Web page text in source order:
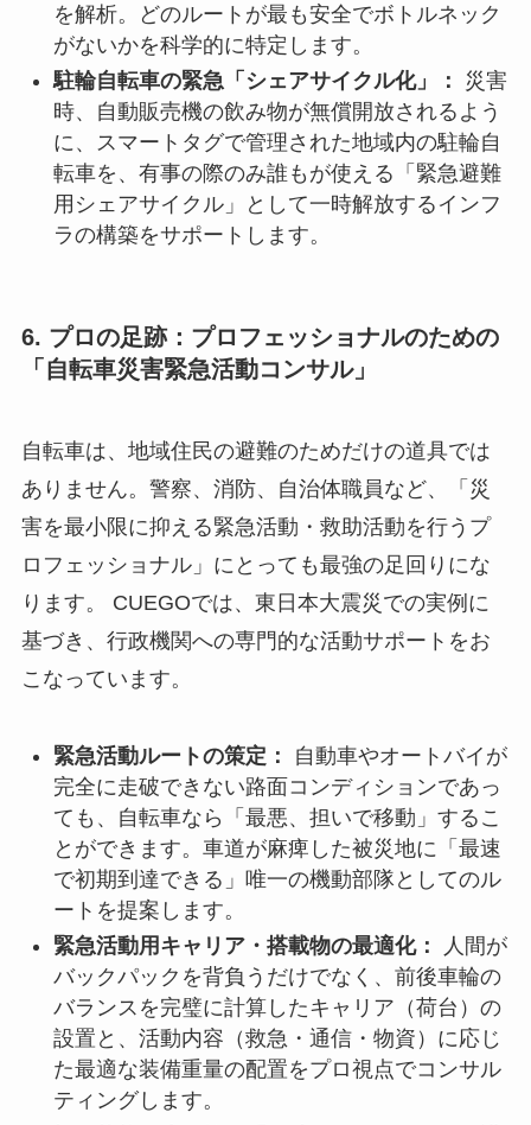
を解析。どのルートが最も安全でボトルネック
がないかを科学的に特定します。
駐輪自転車の緊急「シェアサイクル化」：
災害
時、自動販売機の飲み物が無償開放されるよう
に、スマートタグで管理された地域内の駐輪自
転車を、有事の際のみ誰もが使える「緊急避難
用シェアサイクル」として一時解放するインフ
ラの構築をサポートします。
6. プロの足跡：プロフェッショナルのための
「自転車災害緊急活動コンサル」
自転車は、地域住民の避難のためだけの道具では
ありません。警察、消防、自治体職員など、「災
害を最小限に抑える緊急活動・救助活動を行うプ
ロフェッショナル」にとっても最強の足回りにな
ります。 CUEGOでは、東日本大震災での実例に
基づき、行政機関への専門的な活動サポートをお
こなっています。
緊急活動ルートの策定：
自動車やオートバイが
完全に走破できない路面コンディションであっ
ても、自転車なら「最悪、担いで移動」するこ
とができます。車道が麻痺した被災地に「最速
で初期到達できる」唯一の機動部隊としてのル
ートを提案します。
緊急活動用キャリア・搭載物の最適化：
人間が
バックパックを背負うだけでなく、前後車輪の
バランスを完璧に計算したキャリア（荷台）の
設置と、活動内容（救急・通信・物資）に応じ
た最適な装備重量の配置をプロ視点でコンサル
ティングします。